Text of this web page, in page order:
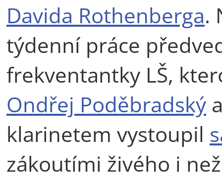
Davida Rothenberga.
týdenní práce
frekventantky LŠ,
Ondřej Poděbradský
klarinetem vystoupil
zákoutími živého i